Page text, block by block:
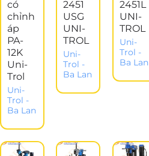
có
chỉnh
áp
PA-
12K
Uni-
Trol
Uni-
Trol -
Ba Lan
2451
USG
UNI-
TROL
Uni-
Trol -
Ba Lan
2451L
UNI-
TROL
Uni-
Trol -
Ba Lan